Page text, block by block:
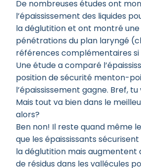
De nombreuses études ont
l’épaississement des liquides
la déglutition et ont montré
pénétrations du plan laryngé
références complémentaires si
Une étude a comparé
position de sécurité menton-
l’épaississement gagne. Bref, tu
Mais tout va bien dans le
alors?
Ben non! Il reste quand même
que les épaississants
la déglutition mais augmentent
de résidus dans les vallécules